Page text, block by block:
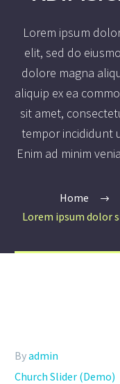
Lorem ipsum
elit, sed do
dolore magna
aliquip ex ea
sit amet,
tempor incididunt
Enim ad minim
Home
Lorem ipsum dolor
Byadmin
Church Slider (Demo)